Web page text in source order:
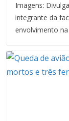
Imagens:
integrante da
envolvimento